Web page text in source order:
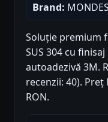
Brand:
Soluție premium
SUS 304 cu
autoadezivă 3M.
recenzii: 40).
RON.